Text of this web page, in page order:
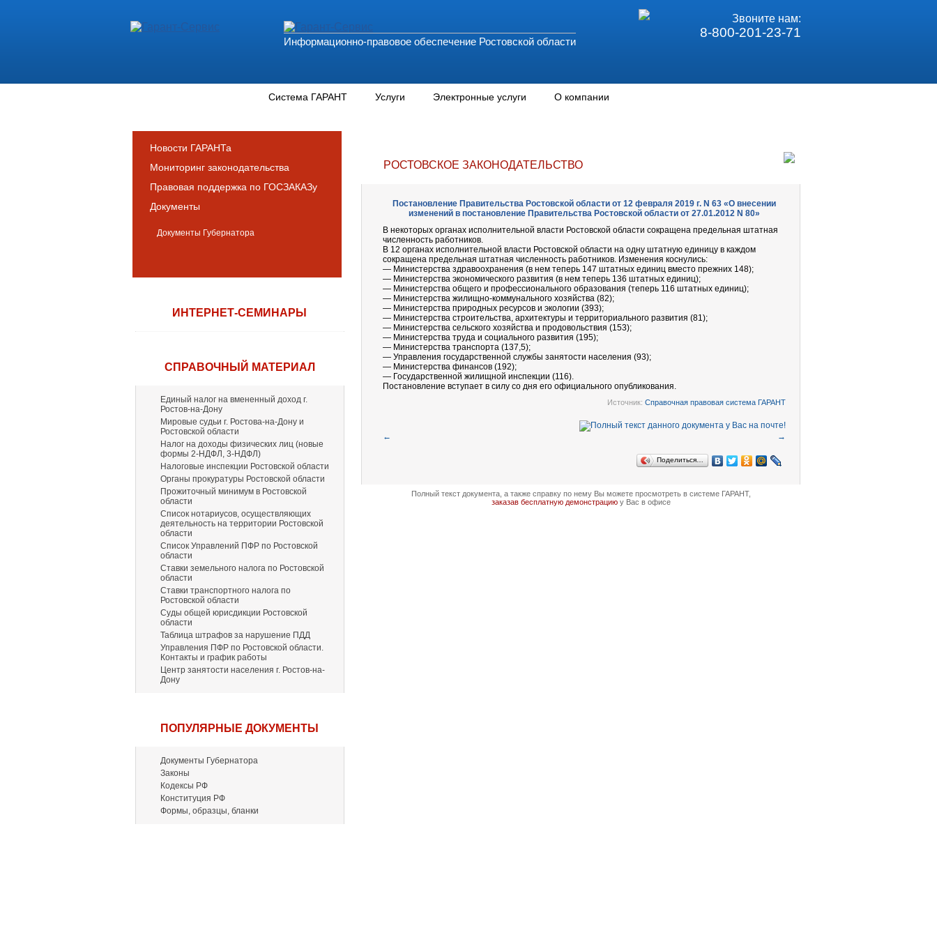
Информационно-правовое обеспечение Ростовской области
Звоните нам:
8-800-201-23-71
Система ГАРАНТ Услуги Электронные услуги О компании
Новости ГАРАНТа
Мониторинг законодательства
Правовая поддержка по ГОСЗАКАЗу
Документы
Документы Губернатора
ИНТЕРНЕТ-СЕМИНАРЫ
СПРАВОЧНЫЙ МАТЕРИАЛ
Единый налог на вмененный доход г.
Ростов-на-Дону
Мировые судьи г. Ростова-на-Дону и
Ростовской области
Налог на доходы физических лиц (новые
формы 2-НДФЛ, 3-НДФЛ)
Налоговые инспекции Ростовской области
Органы прокуратуры Ростовской области
Прожиточный минимум в Ростовской
области
Список нотариусов, осуществляющих
деятельность на территории Ростовской
области
Список Управлений ПФР по Ростовской
области
Ставки земельного налога по Ростовской
области
Ставки транспортного налога по
Ростовской области
Суды общей юрисдикции Ростовской
области
Таблица штрафов за нарушение ПДД
Управления ПФР по Ростовской области.
Контакты и график работы
Центр занятости населения г. Ростов-на-
Дону
ПОПУЛЯРНЫЕ ДОКУМЕНТЫ
Документы Губернатора
Законы
Кодексы РФ
Конституция РФ
Формы, образцы, бланки
РОСТОВСКОЕ ЗАКОНОДАТЕЛЬСТВО
Постановление Правительства Ростовской области от 12 февраля 2019 г. N 63 «О внесении
изменений в постановление Правительства Ростовской области от 27.01.2012 N 80»
В некоторых органах исполнительной власти Ростовской области сокращена предельная штатная
численность работников.
В 12 органах исполнительной власти Ростовской области на одну штатную единицу в каждом
сокращена предельная штатная численность работников. Изменения коснулись:
— Министерства здравоохранения (в нем теперь 147 штатных единиц вместо прежних 148);
— Министерства экономического развития (в нем теперь 136 штатных единиц);
— Министерства общего и профессионального образования (теперь 116 штатных единиц);
— Министерства жилищно-коммунального хозяйства (82);
— Министерства природных ресурсов и экологии (393);
— Министерства строительства, архитектуры и территориального развития (81);
— Министерства сельского хозяйства и продовольствия (153);
— Министерства труда и социального развития (195);
— Министерства транспорта (137,5);
— Управления государственной службы занятости населения (93);
— Министерства финансов (192);
— Государственной жилищной инспекции (116).
Постановление вступает в силу со дня его официального опубликования.
Источник: Справочная правовая система ГАРАНТ
← →
Поделиться…
Полный текст документа, а также справку по нему Вы можете просмотреть в системе ГАРАНТ,
заказав бесплатную демонстрациюу Вас в офисе